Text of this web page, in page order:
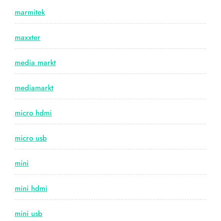
marmitek
maxxter
media markt
mediamarkt
micro hdmi
micro usb
mini
mini hdmi
mini usb